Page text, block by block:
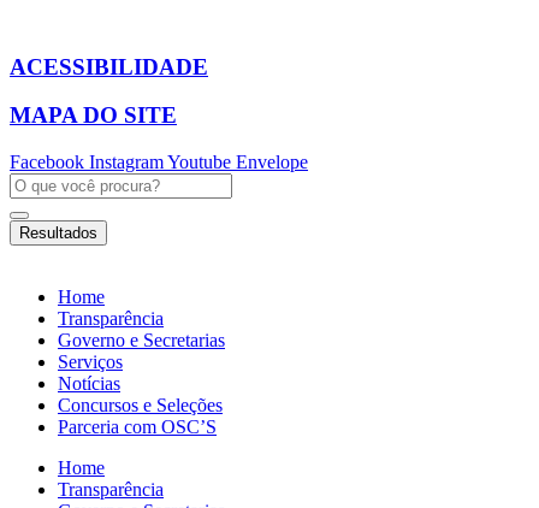
o
conteúdo
ACESSIBILIDADE
MAPA DO SITE
Facebook InstagramYoutube Envelope
Pesquisar
...
Resultados
Home
Transparência
Governo e Secretarias
Serviços
Notícias
Concursos e Seleções
Parceria com OSC’S
Home
Transparência